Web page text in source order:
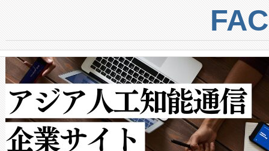
centers. Voltaiqは、ai&のAI
からシステム統合、試運転、
クルの各段階のデータを監視
[…]
トに対して約600メートルに
では、反射率10％のターゲッ
で向上し、最大検知距離は
ットだけで最大1キロメート
ルの変電所周囲を監視でき、
作業と点群処理を簡素化でき